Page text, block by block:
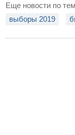
Еще новости по
выборы 2019